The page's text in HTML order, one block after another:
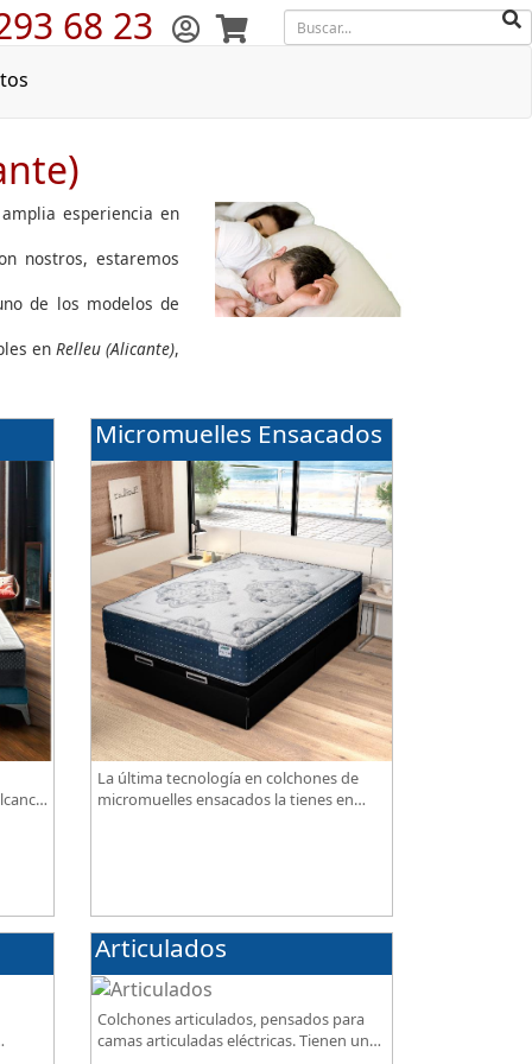
68 23
esperiencia en
nostros, estaremos
de los modelos de
en Relleu (Alicante),
Micromuelles Ensacados
La última tecnología en colchones de
micromuelles ensacados la tienes en
Articulados
Colchones articulados, pensados para
camas articuladas eléctricas. Tienen un